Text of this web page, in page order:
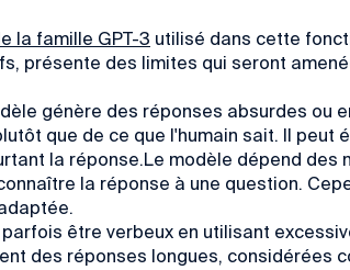
la famille GPT-3 utilisé dans cette
présente des limites qui seront
génère des réponses absurdes ou
que de ce que l'humain sait. Il
la réponse.Le modèle dépend
la réponse à une question.
être verbeux en utilisant
des réponses longues, considérées